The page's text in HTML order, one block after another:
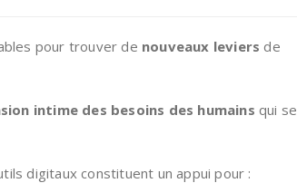
pour trouver de nouveaux leviers de
intime des besoins des humains qui se
digitaux constituent un appui pour :